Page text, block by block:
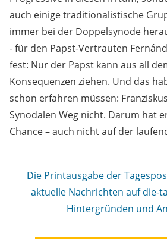
auch einige traditionalistische
immer bei der Doppelsynode
-für den Papst-Vertrauten
fest: Nur der Papst kann aus all
Konsequenzen ziehen. Und das
schon erfahren müssen:
Synodalen Weg nicht. Darum hat
Chance – auch nicht auf der
Die Printausgabe der
aktuelle Nachrichten auf die-
Hintergründen und